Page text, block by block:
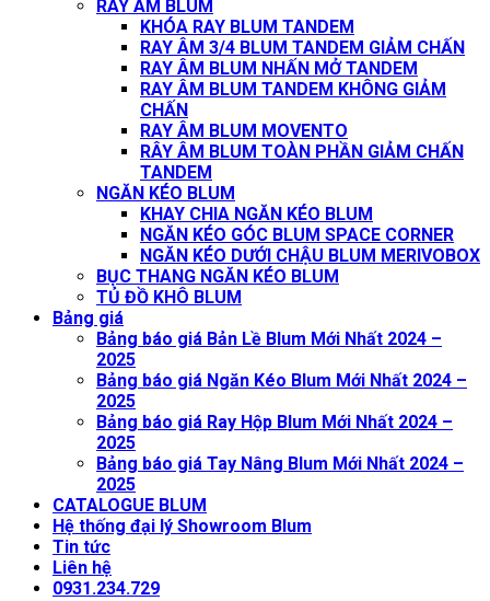
RAY ÂM BLUM
KHÓA RAY BLUM TANDEM
RAY ÂM 3/4 BLUM TANDEM GIẢM CHẤN
RAY ÂM BLUM NHẤN MỞ TANDEM
RAY ÂM BLUM TANDEM KHÔNG GIẢM
CHẤN
RAY ÂM BLUM MOVENTO
RÂY ÂM BLUM TOÀN PHẦN GIẢM CHẤN
TANDEM
NGĂN KÉO BLUM
KHAY CHIA NGĂN KÉO BLUM
NGĂN KÉO GÓC BLUM SPACE CORNER
NGĂN KÉO DƯỚI CHẬU BLUM MERIVOBOX
BỤC THANG NGĂN KÉO BLUM
TỦ ĐỒ KHÔ BLUM
Bảng giá
Bảng báo giá Bản Lề Blum Mới Nhất 2024 –
2025
Bảng báo giá Ngăn Kéo Blum Mới Nhất 2024 –
2025
Bảng báo giá Ray Hộp Blum Mới Nhất 2024 –
2025
Bảng báo giá Tay Nâng Blum Mới Nhất 2024 –
2025
CATALOGUE BLUM
Hệ thống đại lý Showroom Blum
Tin tức
Liên hệ
0931.234.729